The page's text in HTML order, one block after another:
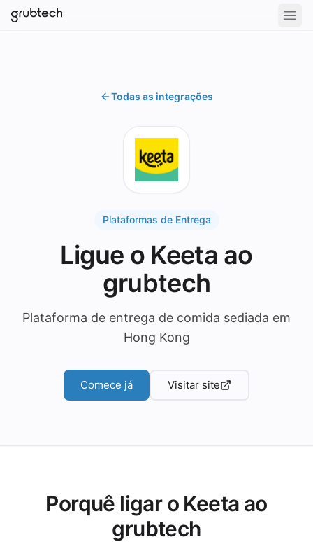
Todas as integrações
Plataformas de Entrega
Ligue o Keeta ao
grubtech
Plataforma de entrega de comida sediada em
Hong Kong
Comece já Visitar site
Porquê ligar o Keeta ao
grubtech